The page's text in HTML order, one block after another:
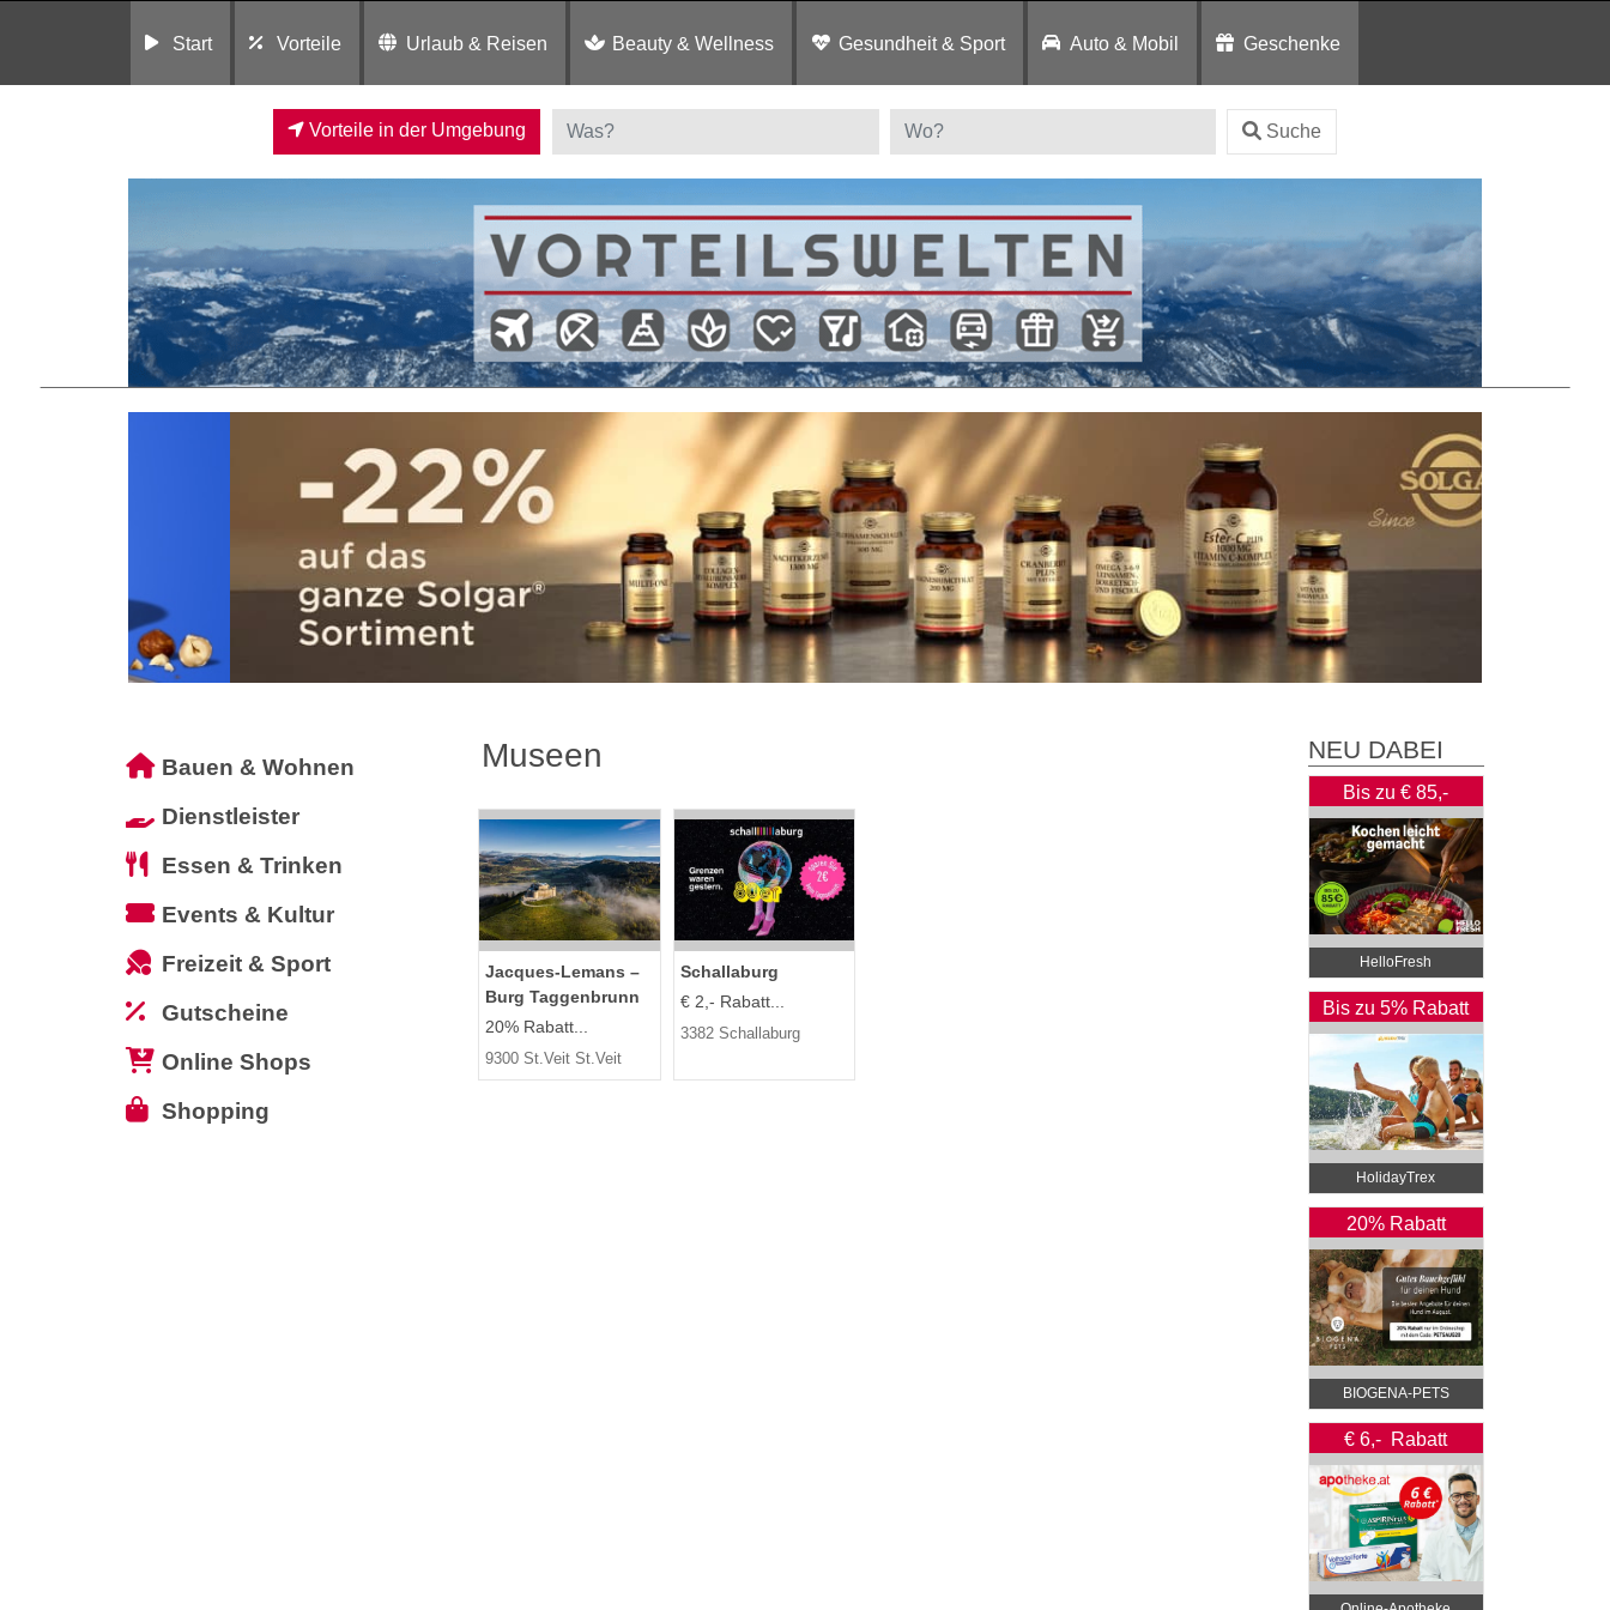
Start Vorteile Urlaub & Reisen Beauty & Wellness Gesundheit & Sport Auto & Mobil Geschenke
Vorteile in der Umgebung Suche
Bauen & Wohnen
Dienstleister
Essen & Trinken
Events & Kultur
Freizeit & Sport
Gutscheine
Online Shops
Shopping
Museen
Jacques-Lemans –
Burg Taggenbrunn
20% Rabatt...
9300 St.Veit St.Veit
Schallaburg
€ 2,- Rabatt...
3382 Schallaburg
NEU DABEI
Bis zu € 85,-
Rabatt
HelloFresh
Bis zu 5% Rabatt
HolidayTrex
20% Rabatt
BIOGENA-PETS
€ 6,- Rabatt